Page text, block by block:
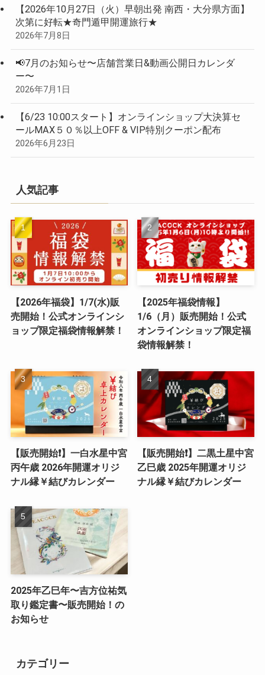
【2026年10月27日（火）早朝出発 南西・大分県方面】
次第に好転★奇門遁甲開運旅行★
2026年7月8日
📢7月のお知らせ〜店舗営業日&動画公開日カレンダ
ー〜
2026年7月1日
【6/23 10:00スタート】オンラインショップ大決算セ
ールMAX５０％以上OFF & VIP特別クーポン配布
2026年6月23日
人気記事
【2026年福袋】1/7(水)販
売開始！公式オンラインシ
ョップ限定福袋情報解禁！
【2025年福袋情報】
1/6（月）販売開始！公式
オンラインショップ限定福
袋情報解禁！
【販売開始❗️】一白水星中宮
丙午歳 2026年開運オリジ
ナル縁￥結びカレンダー
【販売開始❗️】二黒土星中宮
乙巳歳 2025年開運オリジ
ナル縁￥結びカレンダー
2025年乙巳年〜吉方位祐気
取り鑑定書〜販売開始！の
お知らせ
カテゴリー